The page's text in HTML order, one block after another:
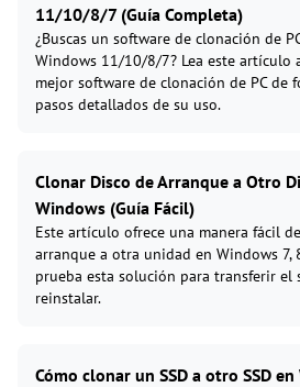
11/10/8/7 (Guía Completa)
¿Buscas un software de clonación de
Windows 11/10/8/7? Lea este artículo
mejor software de clonación de PC de
pasos detallados de su uso.
Clonar Disco de Arranque a Otro
Windows (Guía Fácil)
Este artículo ofrece una manera fácil
arranque a otra unidad en Windows 7,
prueba esta solución para transferir el
reinstalar.
Cómo clonar un SSD a otro SSD